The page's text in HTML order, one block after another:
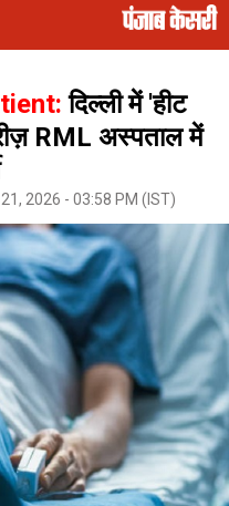
दिल्ली में 'हीट
RML अस्पताल में
2026 - 03:58 PM (IST)